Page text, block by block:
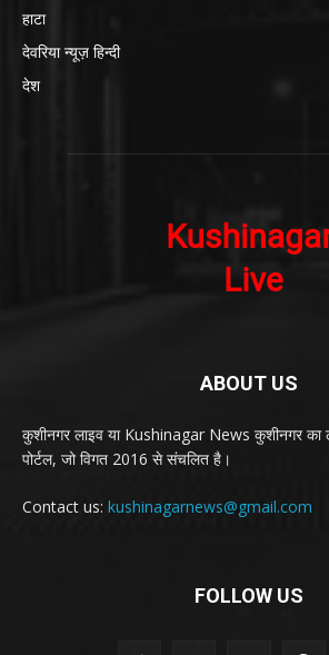
हाटा
देवरिया न्यूज़ हिन्दी
देश
ABOUT US
कुशीनगर लाइव या Kushinagar News कुशीनगर का
पोर्टल, जो विगत 2016 से संचलित है।
Contact us: kushinagarnews@gmail.com
FOLLOW US